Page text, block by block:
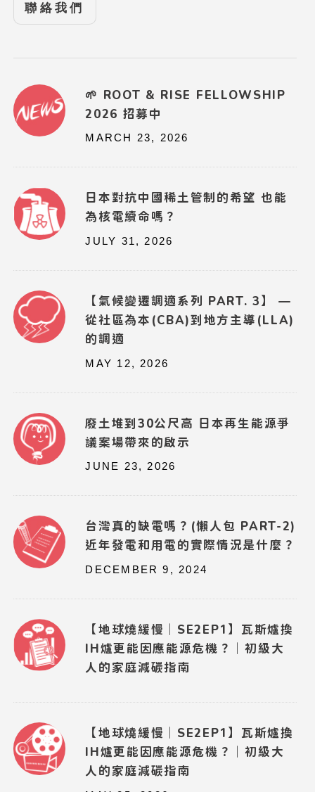
聯絡我們
🌱 ROOT & RISE FELLOWSHIP
2026 招募中
MARCH 23, 2026
日本對抗中國稀土管制的希望 也能
為核電續命嗎？
JULY 31, 2026
【氣候變遷調適系列 PART. 3】 —
從社區為本(CBA)到地方主導(LLA)
的調適
MAY 12, 2026
廢土堆到30公尺高 日本再生能源爭
議案場帶來的啟示
JUNE 23, 2026
台灣真的缺電嗎？(懶人包 PART-2)
近年發電和用電的實際情況是什麼？
DECEMBER 9, 2024
【地球燒緩慢｜SE2EP1】瓦斯爐換
IH爐更能因應能源危機？｜初級大
人的家庭減碳指南
【地球燒緩慢｜SE2EP1】瓦斯爐換
IH爐更能因應能源危機？｜初級大
人的家庭減碳指南